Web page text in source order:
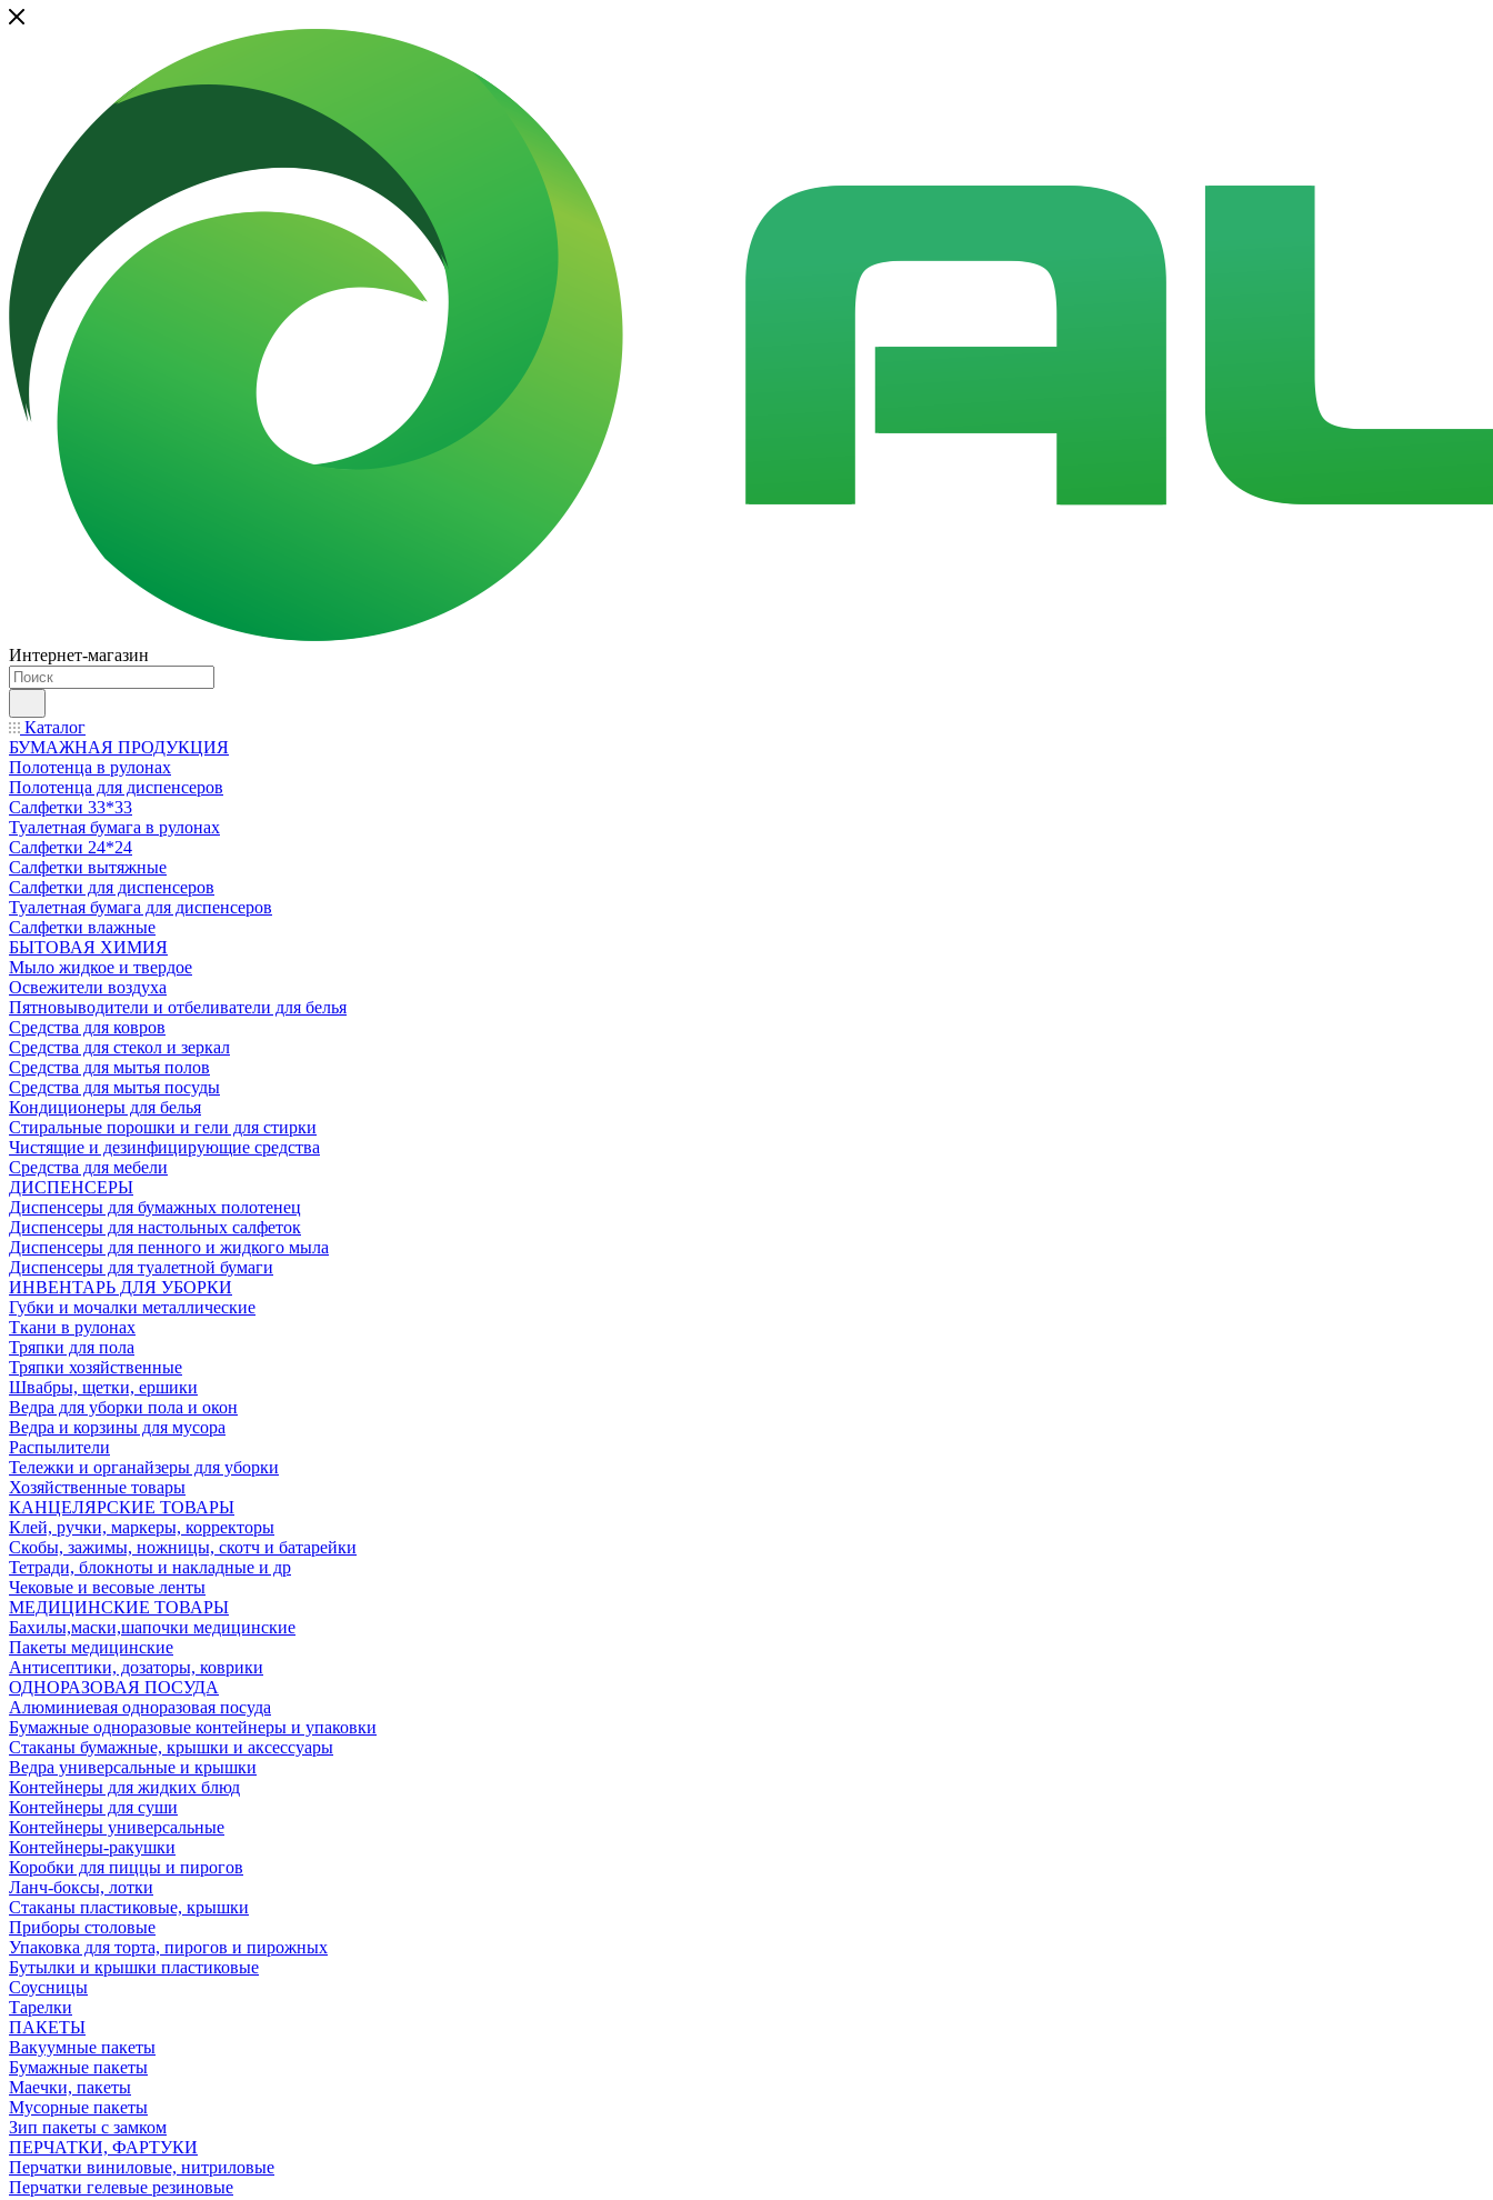
Интернет-магазин
Каталог
БУМАЖНАЯ ПРОДУКЦИЯ
Полотенца в рулонах
Полотенца для диспенсеров
Салфетки 33*33
Туалетная бумага в рулонах
Салфетки 24*24
Салфетки вытяжные
Салфетки для диспенсеров
Туалетная бумага для диспенсеров
Салфетки влажные
БЫТОВАЯ ХИМИЯ
Мыло жидкое и твердое
Освежители воздуха
Пятновыводители и отбеливатели для белья
Средства для ковров
Средства для стекол и зеркал
Средства для мытья полов
Средства для мытья посуды
Кондиционеры для белья
Стиральные порошки и гели для стирки
Чистящие и дезинфицирующие средства
Средства для мебели
ДИСПЕНСЕРЫ
Диспенсеры для бумажных полотенец
Диспенсеры для настольных салфеток
Диспенсеры для пенного и жидкого мыла
Диспенсеры для туалетной бумаги
ИНВЕНТАРЬ ДЛЯ УБОРКИ
Губки и мочалки металлические
Ткани в рулонах
Тряпки для пола
Тряпки хозяйственные
Швабры, щетки, ершики
Ведра для уборки пола и окон
Ведра и корзины для мусора
Распылители
Тележки и органайзеры для уборки
Хозяйственные товары
КАНЦЕЛЯРСКИЕ ТОВАРЫ
Клей, ручки, маркеры, корректоры
Скобы, зажимы, ножницы, скотч и батарейки
Тетради, блокноты и накладные и др
Чековые и весовые ленты
МЕДИЦИНСКИЕ ТОВАРЫ
Бахилы,маски,шапочки медицинские
Пакеты медицинские
Антисептики, дозаторы, коврики
ОДНОРАЗОВАЯ ПОСУДА
Алюминиевая одноразовая посуда
Бумажные одноразовые контейнеры и упаковки
Стаканы бумажные, крышки и аксессуары
Ведра универсальные и крышки
Контейнеры для жидких блюд
Контейнеры для суши
Контейнеры универсальные
Контейнеры-ракушки
Коробки для пиццы и пирогов
Ланч-боксы, лотки
Стаканы пластиковые, крышки
Приборы столовые
Упаковка для торта, пирогов и пирожных
Бутылки и крышки пластиковые
Соусницы
Тарелки
ПАКЕТЫ
Вакуумные пакеты
Бумажные пакеты
Маечки, пакеты
Мусорные пакеты
Зип пакеты с замком
ПЕРЧАТКИ, ФАРТУКИ
Перчатки виниловые, нитриловые
Перчатки гелевые резиновые